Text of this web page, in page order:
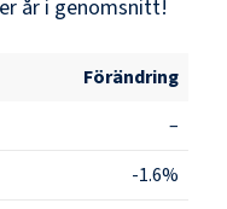
år i genomsnitt!
Förändring
–
-1.6%